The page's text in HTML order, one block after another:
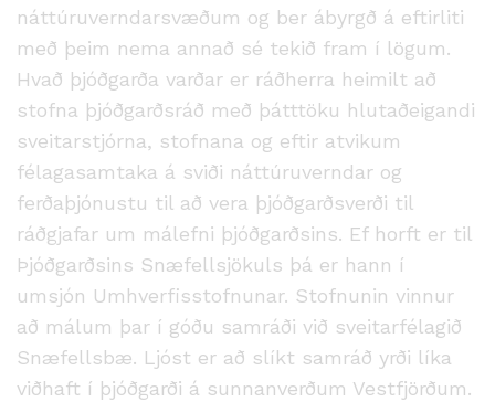
náttúruverndarsvæðum og ber ábyrgð á eftirliti
með þeim nema annað sé tekið fram í lögum.
Hvað þjóðgarða varðar er ráðherra heimilt að
stofna þjóðgarðsráð með þátttöku hlutaðeigandi
sveitarstjórna, stofnana og eftir atvikum
félagasamtaka á sviði náttúruverndar og
ferðaþjónustu til að vera þjóðgarðsverði til
ráðgjafar um málefni þjóðgarðsins. Ef horft er til
Þjóðgarðsins Snæfellsjökuls þá er hann í
umsjón Umhverfisstofnunar. Stofnunin vinnur
að málum þar í góðu samráði við sveitarfélagið
Snæfellsbæ. Ljóst er að slíkt samráð yrði líka
viðhaft í þjóðgarði á sunnanverðum Vestfjörðum.